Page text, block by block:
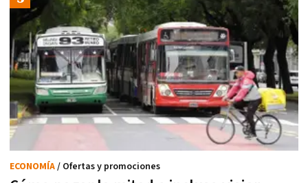
ECONOMÍA/ Ofertas y promociones